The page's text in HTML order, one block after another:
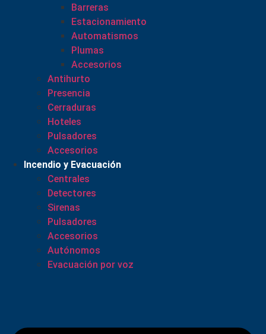
Barreras
Estacionamiento
Automatismos
Plumas
Accesorios
Antihurto
Presencia
Cerraduras
Hoteles
Pulsadores
Accesorios
Incendio y Evacuación
Centrales
Detectores
Sirenas
Pulsadores
Accesorios
Autónomos
Evacuación por voz